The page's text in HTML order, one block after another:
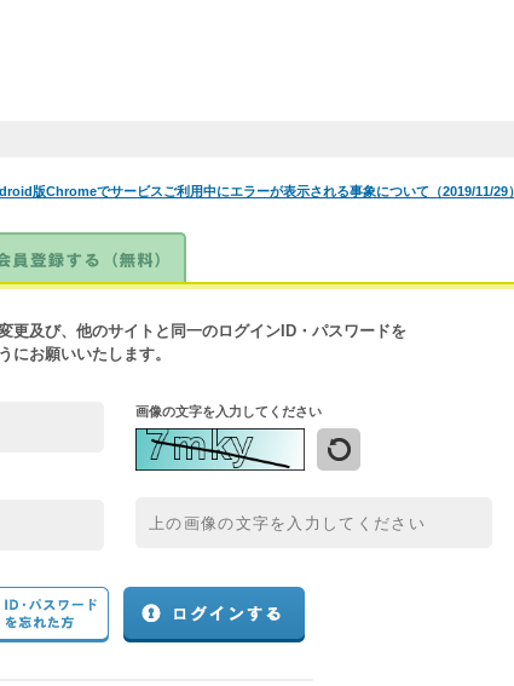
Chromeでサービスご利用中にエラーが表示される事象について（2019/11/29）
更及び、他のサイトと同一のログインID・パスワードを
にお願いいたします。
画像の文字を入力してください